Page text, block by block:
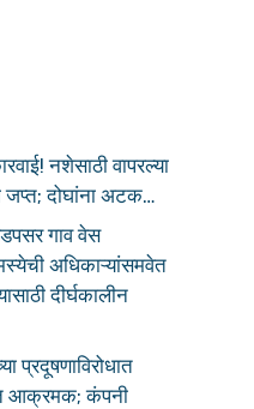
नशेसाठी वापरल्या
जप्त; दोघांना अटक…
गाव वेस
अधिकाऱ्यांसमवेत
दीर्घकालीन
प्रदूषणाविरोधात
आक्रमक; कंपनी